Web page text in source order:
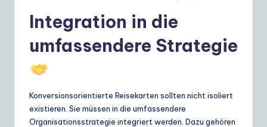
Integration in die
umfassendere Strategie
Konversionsorientierte Reisekarten sollten nicht isoliert
existieren. Sie müssen in die umfassendere
Organisationsstrategie integriert werden. Dazu gehören